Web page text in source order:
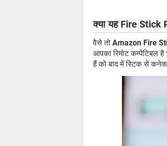
क्या यह Fire Stick
वैसे तो Amazon Fire
आपका रिमोट कम्पेटिबल है
हैं को बाद में स्टिक से